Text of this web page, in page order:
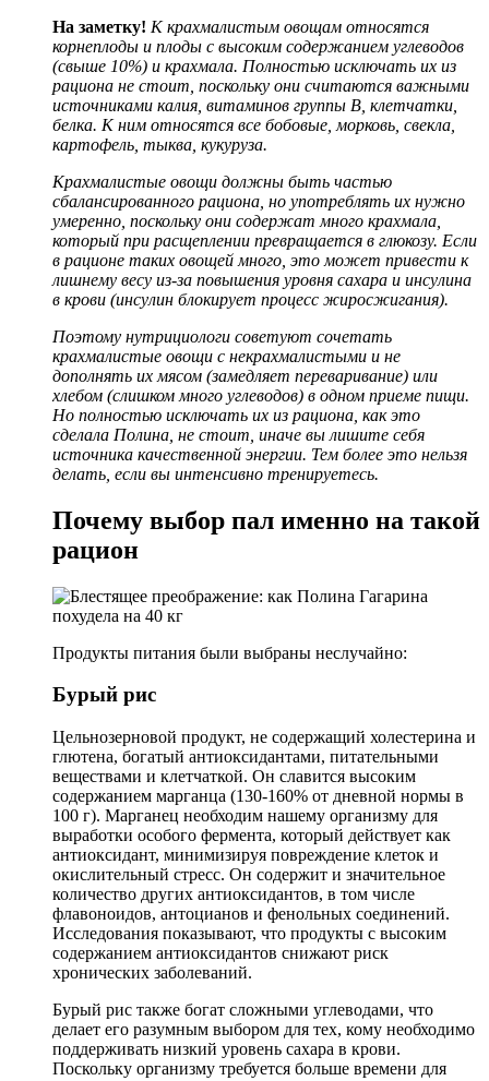
На заметку! К крахмалистым овощам относятся
корнеплоды и плоды с высоким содержанием углеводов
(свыше 10%) и крахмала. Полностью исключать их из
рациона не стоит, поскольку они считаются важными
источниками калия, витаминов группы В, клетчатки,
белка. К ним относятся все бобовые, морковь, свекла,
картофель, тыква, кукуруза.
Крахмалистые овощи должны быть частью
сбалансированного рациона, но употреблять их нужно
умеренно, поскольку они содержат много крахмала,
который при расщеплении превращается в глюкозу. Если
в рационе таких овощей много, это может привести к
лишнему весу из-за повышения уровня сахара и инсулина
в крови (инсулин блокирует процесс жиросжигания).
Поэтому нутрициологи советуют сочетать
крахмалистые овощи с некрахмалистыми и не
дополнять их мясом (замедляет переваривание) или
хлебом (слишком много углеводов) в одном приеме пищи.
Но полностью исключать их из рациона, как это
сделала Полина, не стоит, иначе вы лишите себя
источника качественной энергии. Тем более это нельзя
делать, если вы интенсивно тренируетесь.
Почему выбор пал именно на такой
рацион
Продукты питания были выбраны неслучайно:
Бурый рис
Цельнозерновой продукт, не содержащий холестерина и
глютена, богатый антиоксидантами, питательными
веществами и клетчаткой. Он славится высоким
содержанием марганца (130-160% от дневной нормы в
100 г). Марганец необходим нашему организму для
выработки особого фермента, который действует как
антиоксидант, минимизируя повреждение клеток и
окислительный стресс. Он содержит и значительное
количество других антиоксидантов, в том числе
флавоноидов, антоцианов и фенольных соединений.
Исследования показывают, что продукты с высоким
содержанием антиоксидантов снижают риск
хронических заболеваний.
Бурый рис также богат сложными углеводами, что
делает его разумным выбором для тех, кому необходимо
поддерживать низкий уровень сахара в крови.
Поскольку организму требуется больше времени для